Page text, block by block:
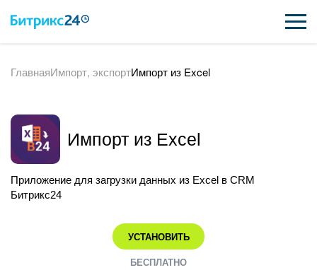
ВОЗМОЖНОСТИ
ИНТЕГРАЦИИ
ПОДДЕРЖКА
ҚАЗАҚША
ГлавнаяИмпорт, экспортИмпорт из Excel
Импорт из Excel
Приложение для загрузки данных из Excel в CRM
Битрикс24
УСТАНОВИТЬ
БЕСПЛАТНО